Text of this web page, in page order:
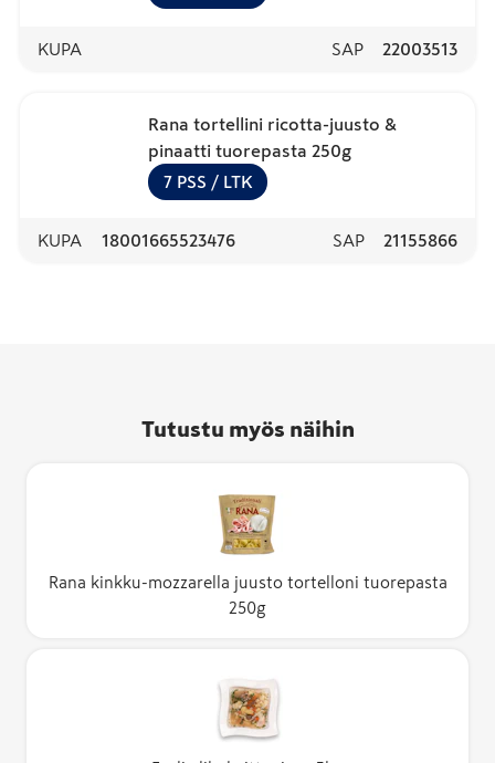
KUPA SAP 22003513
Rana tortellini ricotta-juusto &
pinaatti tuorepasta 250g
7 PSS / LTK
KUPA 18001665523476 SAP 21155866
Tutustu myös näihin
Rana kinkku-mozzarella juusto tortelloni tuorepasta
250g